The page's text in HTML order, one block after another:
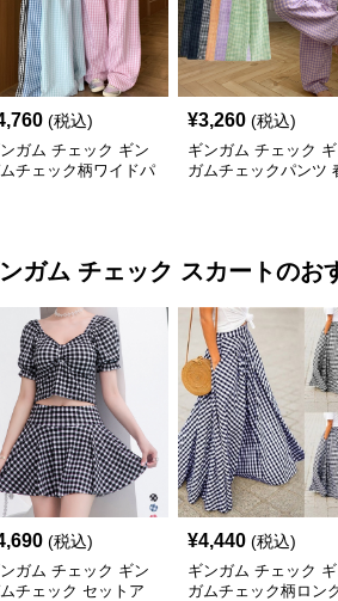
(税込)
ガム チェック ギン
チェック柄ワイドパ
¥3,260 (税込)
ギンガム チェック
ガムチェックパンツ
ガム チェック スカートのお
(税込)
ガム チェック ギン
チェック セットア
¥4,440 (税込)
ギンガム チェック
ガムチェック柄ロン